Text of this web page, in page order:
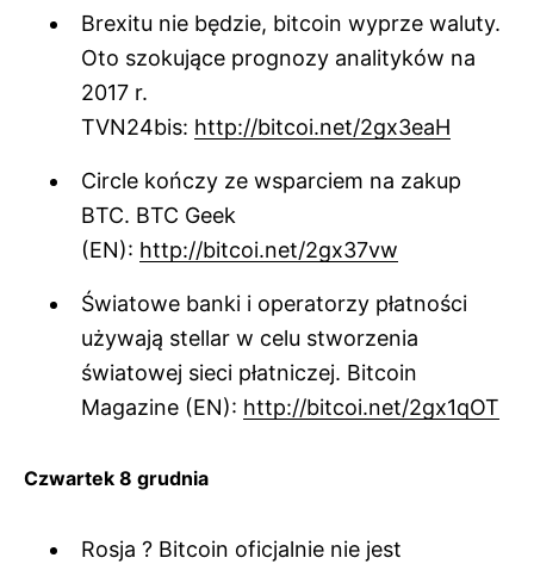
Brexitu nie będzie, bitcoin wyprze waluty.
Oto szokujące prognozy analityków na
2017 r.
TVN24bis: http://bitcoi.net/2gx3eaH
Circle kończy ze wsparciem na zakup
BTC. BTC Geek
(EN): http://bitcoi.net/2gx37vw
Światowe banki i operatorzy płatności
używają stellar w celu stworzenia
światowej sieci płatniczej. Bitcoin
Magazine (EN): http://bitcoi.net/2gx1qOT
Czwartek 8 grudnia
Rosja ? Bitcoin oficjalnie nie jest